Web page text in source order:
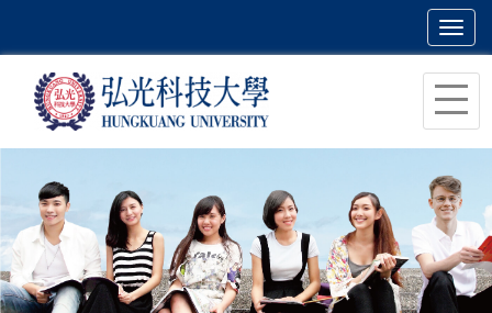
主
容
區
塊